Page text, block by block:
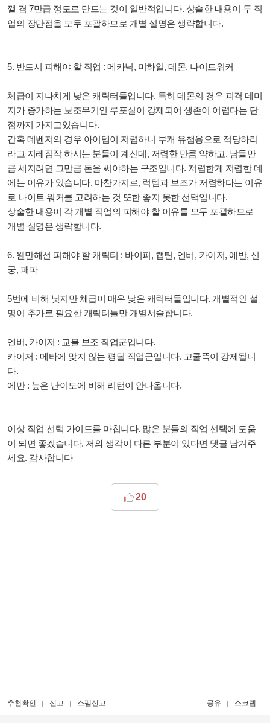
깰 겸 7만급 정도로 만드는 것이 일반적입니다. 상술한 내용이 두 직
업의 장단점을 모두 포괄하므로 개별 설명은 생략합니다.
5. 반드시 피해야 할 직업 : 메카닉, 미하일, 데몬, 나이트워커
체급이 지나치게 낮은 캐릭터들입니다. 특히 데몬의 경우 피격 데미
지가 증가하는 보조무기인 루포실이 강제되어 생존이 어렵다는 단
점까지 가지고있습니다.
간혹 데벤저의 경우 아이템이 저렴하니 부캐 유챔용으로 적당하리
라고 지레짐작 하시는 분들이 계신데, 저렴한 만큼 약하고, 남들만
큼 세지려면 그만큼 돈을 써야하는 구조입니다. 저렴한게 저렴한 데
에는 이유가 있습니다. 마찬가지로, 럭템과 보조가 저렴하다는 이유
로 나이트 워커를 고려하는 것 또한 좋지 못한 선택입니다.
상술한 내용이 각 개별 직업의 피해야 할 이유를 모두 포괄하므로
개별 설명은 생략합니다.
6. 웬만해선 피해야 할 캐릭터 : 바이퍼, 캡틴, 엔버, 카이저, 에반, 신
궁, 패파
5번에 비해 낫지만 체급이 매우 낮은 캐릭터들입니다. 개별적인 설
명이 추가로 필요한 캐릭터들만 개별서술합니다.
엔버, 카이저 : 교불 보조 직업군입니다.
카이저 : 메타에 맞지 않는 평딜 직업군입니다. 고쿨뚝이 강제됩니
다.
에반 : 높은 난이도에 비해 리턴이 안나옵니다.
이상 직업 선택 가이드를 마칩니다. 많은 분들의 직업 선택에 도움
이 되면 좋겠습니다. 저와 생각이 다른 부분이 있다면 댓글 남겨주
세요. 감사합니다
20
추천확인 신고 스팸신고 공유 스크랩